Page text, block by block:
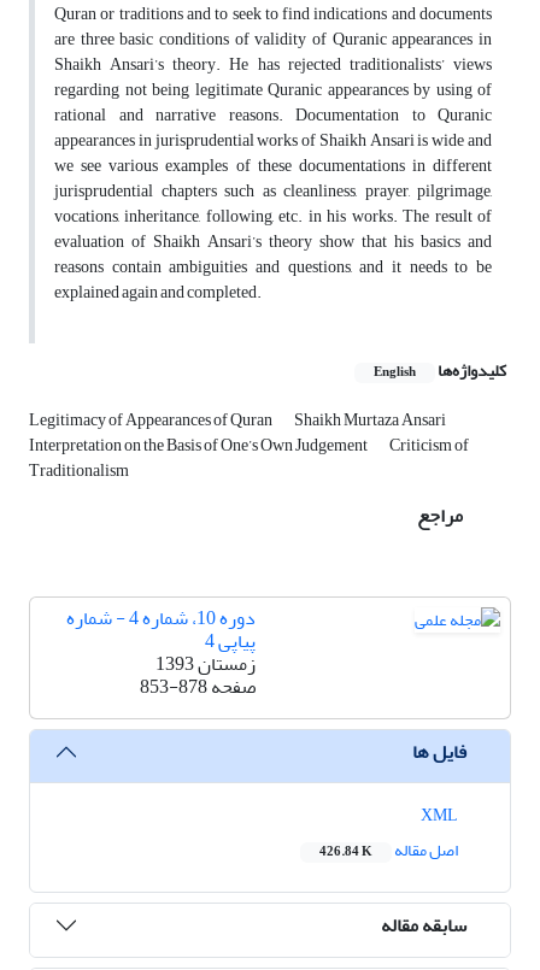
Quran or traditions and to seek to find indications and documents
are three basic conditions of validity of Quranic appearances in
Shaikh Ansari’s theory. He has rejected traditionalists’ views
regarding not being legitimate Quranic appearances by using of
rational and narrative reasons. Documentation to Quranic
appearances in jurisprudential works of Shaikh Ansari is wide and
we see various examples of these documentations in different
jurisprudential chapters such as cleanliness, prayer, pilgrimage,
vocations, inheritance, following, etc. in his works. The result of
evaluation of Shaikh Ansari’s theory show that his basics and
reasons contain ambiguities and questions, and it needs to be
explained again and completed.
کلیدواژه‌ها English
Legitimacy of Appearances of Quran Shaikh Murtaza Ansari
Interpretation on the Basis of One’s Own Judgement Criticism of
Traditionalism
مراجع
دوره 10، شماره 4 - شماره
پیاپی 4
زمستان 1393
صفحه853-878
فایل ها
اصل مقاله
426.84 K
سابقه مقاله